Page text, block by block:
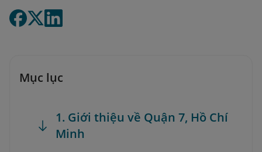
Mục lục
1. Giới thiệu về Quận 7, Hồ Chí
Minh